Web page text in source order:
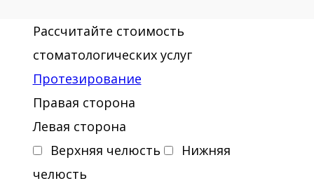
Рассчитайте стоимость
стоматологических услуг
Протезирование
Правая сторона
Левая сторона
Верхняя челюсть
Нижняя
челюсть